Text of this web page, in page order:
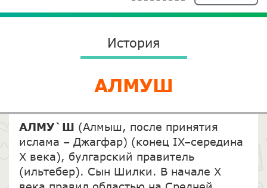
История
АЛМУШ
АЛМУ`Ш (Алмыш, после принятия
ислама – Джагфар) (конец IX–середина
X века), булгарский правитель
(ильтебер). Сын Шилки. В начале X